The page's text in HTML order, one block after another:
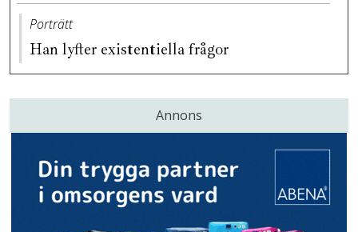
Porträtt
Han lyfter existentiella frågor
Annons